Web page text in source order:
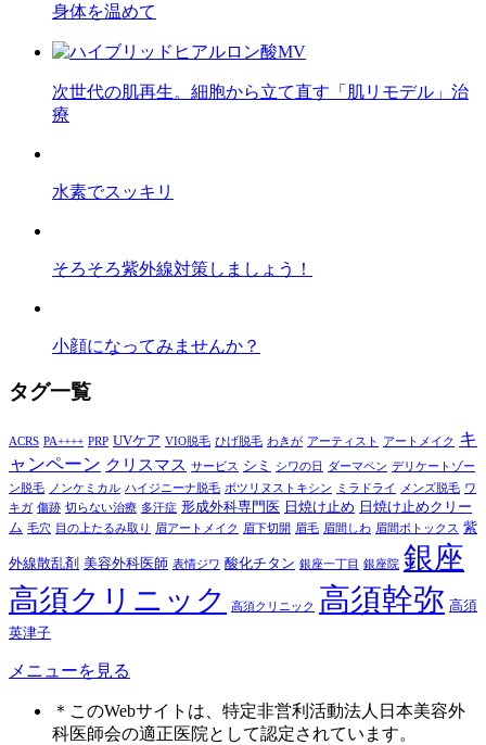
身体を温めて
次世代の肌再生。細胞から立て直す「肌リモデル」治
療
水素でスッキリ
そろそろ紫外線対策しましょう！
小顔になってみませんか？
タグ一覧
ACRS PA++++ PRP UVケア VIO脱毛 ひげ脱毛 わきが アーティスト アートメイク
キ
ャンペーン クリスマス サービス シミ シワの日 ダーマペン デリケートゾー
ン脱毛
ノンケミカル ハイジニーナ脱毛 ボツリヌストキシン ミラドライ メンズ脱毛 ワ
キガ 傷跡 切らない治療 多汗症 形成外科専門医 日焼け止め 日焼け止めクリー
ム 毛穴 目の上たるみ取り 眉アートメイク 眉下切開 眉毛 眉間しわ 眉間ボトックス 紫
外線散乱剤 美容外科医師 表情ジワ 酸化チタン 銀座一丁目 銀座院 銀座
高須クリニック
高須クリニック 高須幹弥 高須
英津子
メニューを見る
＊このWebサイトは、特定非営利活動法人日本美容外
科医師会の適正医院として認定されています。